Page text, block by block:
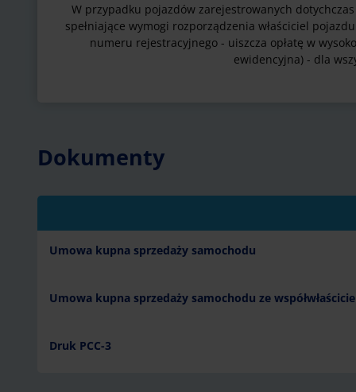
W przypadku pojazdów zarejestrowanych
spełniające wymogi rozporządzenia właściciel
numeru rejestracyjnego - uiszcza opłatę w
ewidencyjna) - dla
Dokumenty
Umowa kupna sprzedaży samochodu
Umowa kupna sprzedaży samochodu ze
Druk PCC-3